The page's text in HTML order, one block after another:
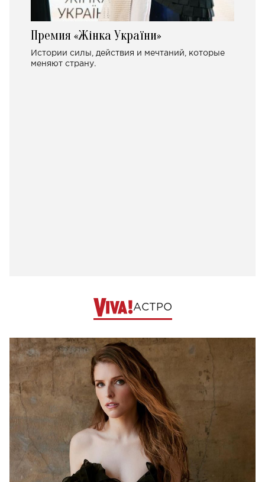
Премия «Жінка України»
Истории силы, действия и мечтаний, которые
меняют страну.
АСТРО